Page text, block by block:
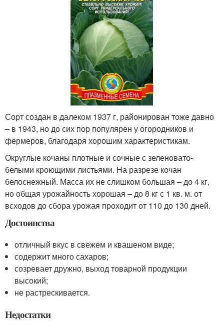
Сорт создан в далеком 1937 г, районирован тоже давно
– в 1943, но до сих пор популярен у огородников и
фермеров, благодаря хорошим характеристикам.
Округлые кочаны плотные и сочные с зеленовато-
белыми кроющими листьями. На разрезе кочан
белоснежный. Масса их не слишком большая – до 4 кг,
но общая урожайность хорошая – до 8 кг с 1 кв. м. от
всходов до сбора урожая проходит от 110 до 130 дней.
Достоинства
отличный вкус в свежем и квашеном виде;
содержит много сахаров;
созревает дружно, выход товарной продукции
высокий;
не растрескивается.
Недостатки